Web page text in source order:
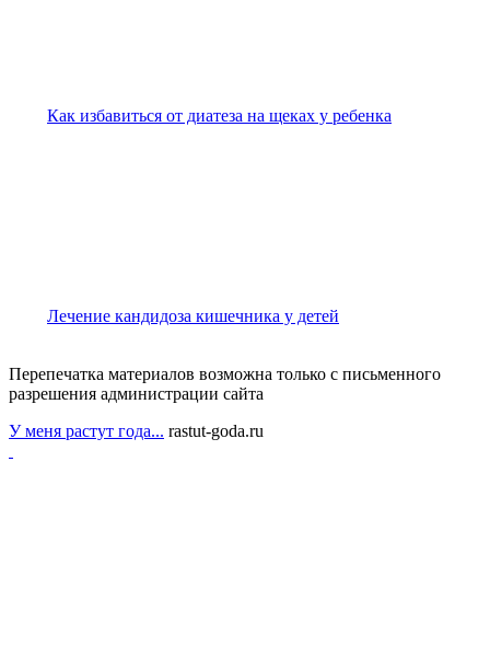
Как избавиться от диатеза на щеках у ребенка
Лечение кандидоза кишечника у детей
Перепечатка материалов возможна только с письменного
разрешения администрации сайта
У меня растут года... rastut-goda.ru